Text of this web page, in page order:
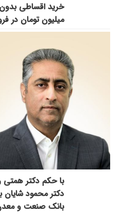
میلیون تومان در
با حکم دکتر همتی
دکتر محمود
بانک صنعت و